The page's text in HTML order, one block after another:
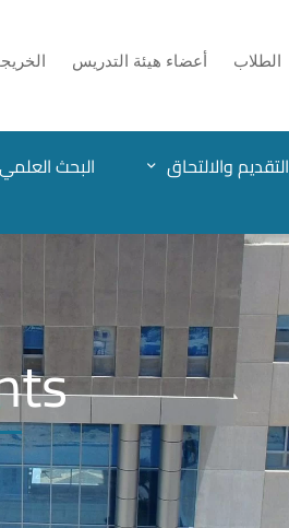
الطلاب أعضاء هيئة التدريس
التقديم والالتحاق البحث العلمي